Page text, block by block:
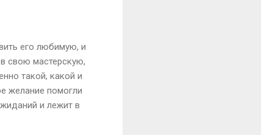
его любимую, и
свою мастерскую,
такой, какой и
желание помогли
и лежит в